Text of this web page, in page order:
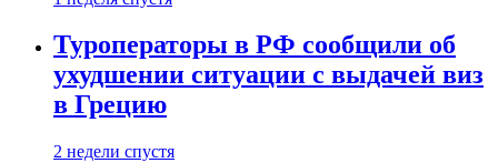
Туроператоры в РФ сообщили об
ухудшении ситуации с выдачей виз
в Грецию
2 недели спустя